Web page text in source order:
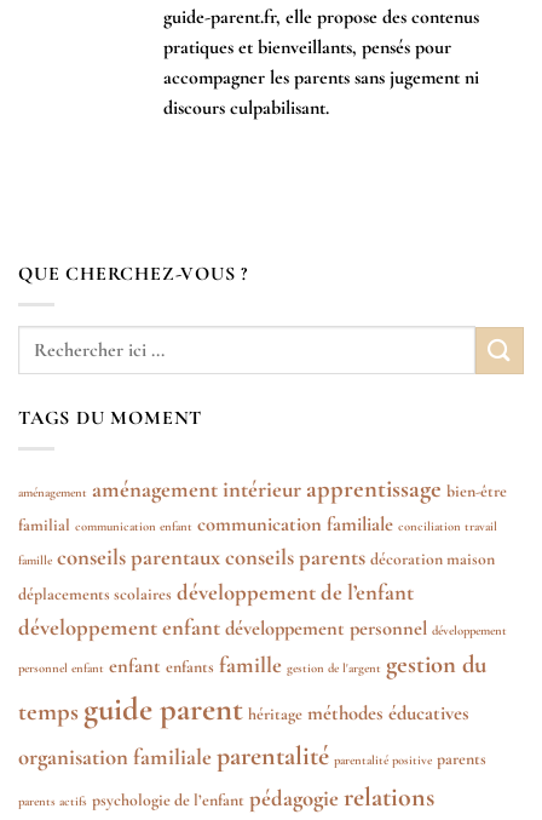
guide-parent.fr, elle propose des contenus
pratiques et bienveillants, pensés pour
accompagner les parents sans jugement ni
discours culpabilisant.
QUE CHERCHEZ-VOUS ?
TAGS DU MOMENT
aménagement aménagement intérieur apprentissage bien-être
familial communication enfant communication familiale conciliation travail
famille conseils parentauxconseils parents décoration maison
déplacements scolaires développement de l’enfant
développement enfant développement personnel développement
personnel enfant enfant enfants famille gestion de l'argent gestion du
temps guide parent héritage méthodes éducatives
organisation familialeparentalité parentalité positive parents
parents actifs psychologie de l’enfant pédagogierelations